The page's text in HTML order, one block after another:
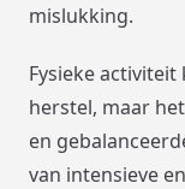
mislukking.
Fysieke
herstel, maar
en
van intensieve